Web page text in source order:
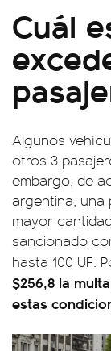
Cuál
Algunos
otros 3
embargo, de
argentina, una
mayor
sancionado
hasta 100 UF.
$256,8 la
estas